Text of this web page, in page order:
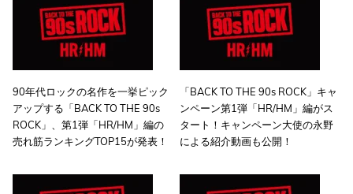
90年代ロックの名作を一挙ピック
アップする「BACK TO THE 90s
ROCK」、第1弾「HR/HM」編の
売れ筋ランキングTOP15が発表！
「BACK TO THE 90s ROCK」キャ
ンペーン第1弾「HR/HM」編がス
タート！キャンペーン大使の永野
による紹介動画も公開！